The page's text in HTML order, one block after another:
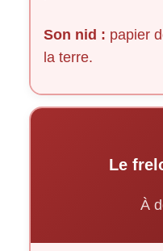
Son nid : papier
la terre.
Le
À